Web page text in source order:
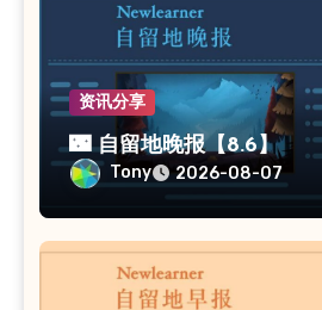
资讯分享
🌃 自留地晚报【8.6】
Tony 2026-08-07